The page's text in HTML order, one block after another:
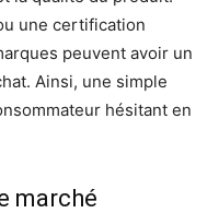
une certification
peuvent avoir un
Ainsi, une simple
hésitant en
marché